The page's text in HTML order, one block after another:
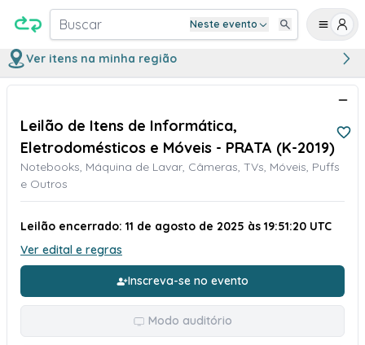
Buscar Neste evento
Ver itens na minha região
Leilão de Itens de Informática,
Eletrodomésticos e Móveis - PRATA (K-2019)
Notebooks, Máquina de Lavar, Câmeras, TVs, Móveis, Puffs
e Outros
Leilão encerrado: 11 de agosto de 2025 às 19:51:20 UTC
Ver edital e regras
Inscreva-se no evento
Modo auditório